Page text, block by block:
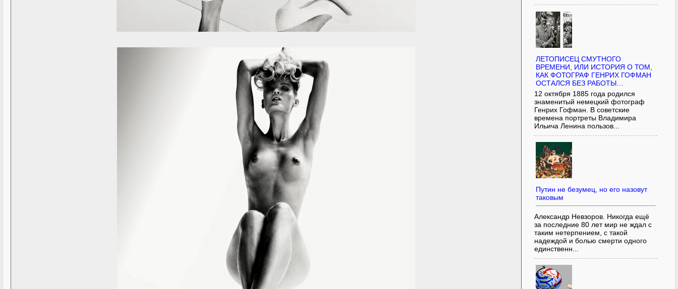
ЛЕТОПИСЕЦ СМУТНОГО
ВРЕМЕНИ, ИЛИ ИСТОРИЯ О ТОМ,
КАК ФОТОГРАФ ГЕНРИХ ГОФМАН
ОСТАЛСЯ БЕЗ РАБОТЫ…
12 октября 1885 года родился
знаменитый немецкий фотограф
Генрих Гофман. В советские
времена портреты Владимира
Ильича Ленина пользов...
Путин не безумец, но его назовут
таковым
Александр Невзоров. Никогда ещё
за последние 80 лет мир не ждал с
таким нетерпением, с такой
надеждой и болью смерти одного
единственн...